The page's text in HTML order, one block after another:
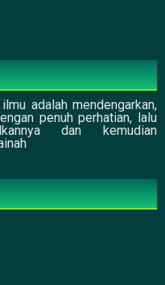
adalah mendengarkan,
penuh perhatian, lalu
dan kemudian